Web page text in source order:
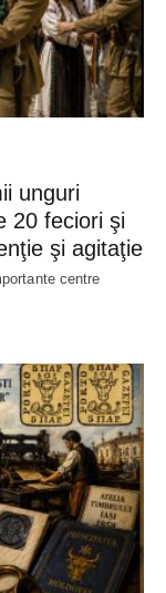
unguri
20 feciori şi
şi agitaţie
centre